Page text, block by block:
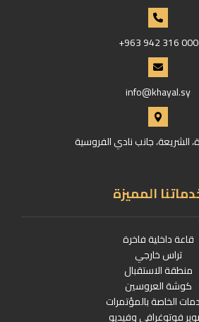
+963 942 316 000
info@khayal.sy
الشريعة، جانب نادي الفروسية
المميزة
قاعة داخلية فاخرة
تراس خارجي
منطقة الاستقبال
كوشة العروسين
الخاصة بالمؤتمرات
فوتوغرافي وفيديو